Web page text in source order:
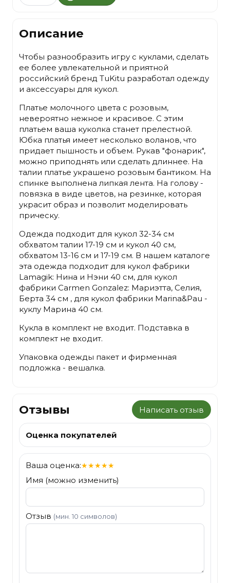
Описание
Чтобы разнообразить игру с куклами, сделать
ее более увлекательной и приятной
российский бренд TuKitu разработал одежду
и аксессуары для кукол.
Платье молочного цвета с розовым,
невероятно нежное и красивое. С этим
платьем ваша куколка станет прелестной.
Юбка платья имеет несколько воланов, что
придает пышность и объем. Рукав "фонарик",
можно приподнять или сделать длиннее. На
талии платье украшено розовым бантиком. На
спинке выполнена липкая лента. На голову -
повязка в виде цветов, на резинке, которая
украсит образ и позволит моделировать
прическу.
Одежда подходит для кукол 32-34 см
обхватом талии 17-19 см и кукол 40 см,
обхватом 13-16 см и 17-19 см. В нашем каталоге
эта одежда подходит для кукол фабрики
Lamagik: Нина и Нэни 40 см, для кукол
фабрики Carmen Gonzalez: Мариэтта, Селия,
Берта 34 см , для кукол фабрики Marina&Pau -
куклу Марина 40 см.
Кукла в комплект не входит. Подставка в
комплект не входит.
Упаковка одежды пакет и фирменная
подложка - вешалка.
Отзывы Написать отзыв
Оценка покупателей
Ваша оценка:★★★★★
Имя (можно изменить)
Отзыв (мин. 10 символов)